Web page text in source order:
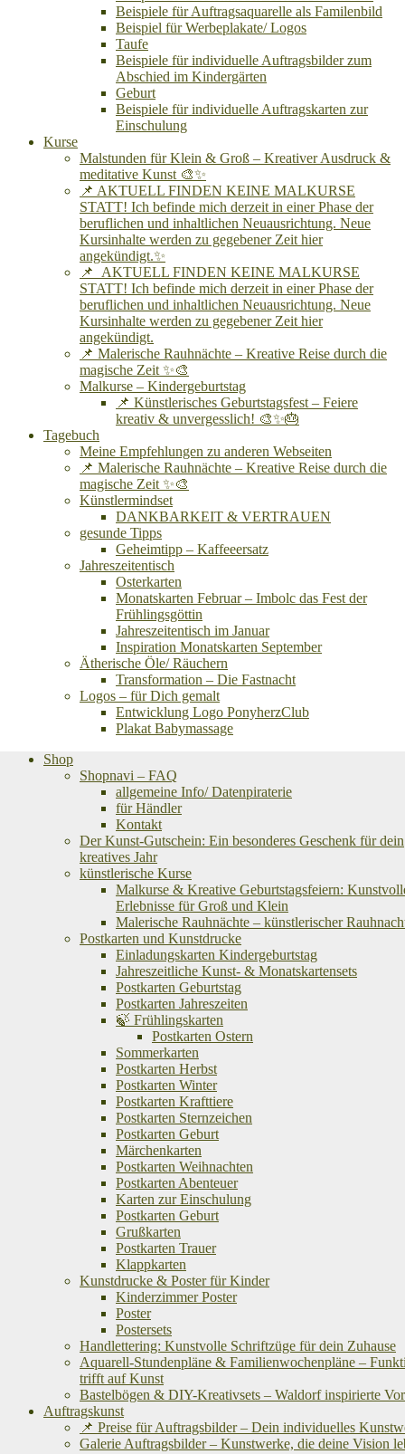
Beispiele für Auftragsaquarelle als Familenbild
Beispiel für Werbeplakate/ Logos
Taufe
Beispiele für individuelle Auftragsbilder zum
Abschied im Kindergärten
Geburt
Beispiele für individuelle Auftragskarten zur
Einschulung
Kurse
Malstunden für Klein & Groß – Kreativer Ausdruck &
meditative Kunst 🎨✨
📌 AKTUELL FINDEN KEINE MALKURSE
STATT! Ich befinde mich derzeit in einer Phase der
beruflichen und inhaltlichen Neuausrichtung. Neue
Kursinhalte werden zu gegebener Zeit hier
angekündigt.✨
📌 AKTUELL FINDEN KEINE MALKURSE
STATT! Ich befinde mich derzeit in einer Phase der
beruflichen und inhaltlichen Neuausrichtung. Neue
Kursinhalte werden zu gegebener Zeit hier
angekündigt.
📌 Malerische Rauhnächte – Kreative Reise durch die
magische Zeit ✨🎨
Malkurse – Kindergeburtstag
📌 Künstlerisches Geburtstagsfest – Feiere
kreativ & unvergesslich! 🎨✨🎂
Tagebuch
Meine Empfehlungen zu anderen Webseiten
📌 Malerische Rauhnächte – Kreative Reise durch die
magische Zeit ✨🎨
Künstlermindset
DANKBARKEIT & VERTRAUEN
gesunde Tipps
Geheimtipp – Kaffeeersatz
Jahreszeitentisch
Osterkarten
Monatskarten Februar – Imbolc das Fest der
Frühlingsgöttin
Jahreszeitentisch im Januar
Inspiration Monatskarten September
Ätherische Öle/ Räuchern
Transformation – Die Fastnacht
Logos – für Dich gemalt
Entwicklung Logo PonyherzClub
Plakat Babymassage
Shop
Shopnavi – FAQ
allgemeine Info/ Datenpiraterie
für Händler
Kontakt
Der Kunst-Gutschein: Ein besonderes Geschenk für dein
kreatives Jahr
künstlerische Kurse
Malkurse & Kreative Geburtstagsfeiern:
Erlebnisse für Groß und Klein
Malerische Rauhnächte – künstlerischer
Postkarten und Kunstdrucke
Einladungskarten Kindergeburtstag
Jahreszeitliche Kunst- & Monatskartensets
Postkarten Geburtstag
Postkarten Jahreszeiten
🍃 Frühlingskarten
Postkarten Ostern
Sommerkarten
Postkarten Herbst
Postkarten Winter
Postkarten Krafttiere
Postkarten Sternzeichen
Postkarten Geburt
Märchenkarten
Postkarten Weihnachten
Postkarten Abenteuer
Karten zur Einschulung
Postkarten Geburt
Grußkarten
Postkarten Trauer
Klappkarten
Kunstdrucke & Poster für Kinder
Kinderzimmer Poster
Poster
Postersets
Handlettering: Kunstvolle Schriftzüge für dein Zuhause
Aquarell-Stundenpläne & Familienwochenpläne –
trifft auf Kunst
Bastelbögen & DIY-Kreativsets – Waldorf inspirierte
Auftragskunst
📌 Preise für Auftragsbilder – Dein individuelles
Galerie Auftragsbilder – Kunstwerke, die deine Vision